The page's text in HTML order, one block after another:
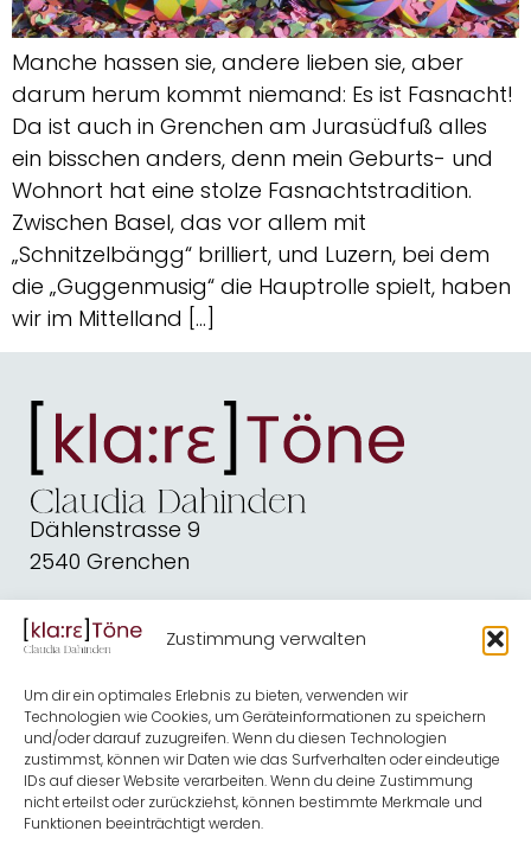
Zustimmung verwalten
Um dir ein optimales Erlebnis zu bieten, verwenden wir
Technologien wie Cookies, um Geräteinformationen zu speichern
und/oder darauf zuzugreifen. Wenn du diesen Technologien
zustimmst, können wir Daten wie das Surfverhalten oder eindeutige
IDs auf dieser Website verarbeiten. Wenn du deine Zustimmung
nicht erteilst oder zurückziehst, können bestimmte Merkmale und
Funktionen beeinträchtigt werden.
Manche hassen sie, andere lieben sie, aber
darum herum kommt niemand: Es ist Fasnacht!
Da ist auch in Grenchen am Jurasüdfuß alles
ein bisschen anders, denn mein Geburts- und
Wohnort hat eine stolze Fasnachtstradition.
Zwischen Basel, das vor allem mit
„Schnitzelbängg“ brilliert, und Luzern, bei dem
die „Guggenmusig“ die Hauptrolle spielt, haben
wir im Mittelland […]
Dählenstrasse 9
2540 Grenchen
dahindenbooks@quickline.ch
Schreiben
Kirche
Musik
Kontakt
Shop
Termine
Über mich